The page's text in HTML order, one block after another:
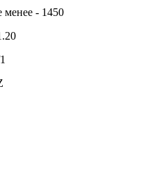
менее - 1450